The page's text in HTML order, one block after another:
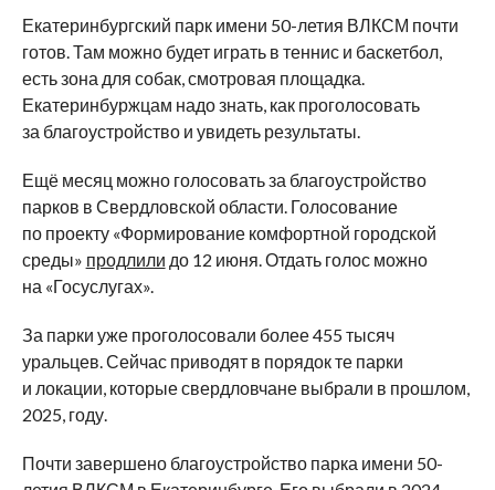
Екатеринбургский парк имени 50-летия ВЛКСМ почти
готов. Там можно будет играть в теннис и баскетбол,
есть зона для собак, смотровая площадка.
Екатеринбуржцам надо знать, как проголосовать
за благоустройство и увидеть результаты.
Ещё месяц можно голосовать за благоустройство
парков в Свердловской области. Голосование
по проекту «Формирование комфортной городской
среды» продлили до 12 июня. Отдать голос можно
на «Госуслугах».
За парки уже проголосовали более 455 тысяч
уральцев. Сейчас приводят в порядок те парки
и локации, которые свердловчане выбрали в прошлом,
2025, году.
Почти завершено благоустройство парка имени 50-